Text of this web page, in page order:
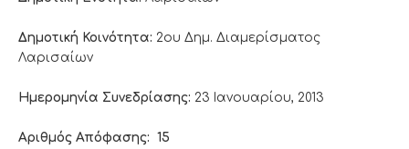
Δημοτική Κοινότητα: 2ου Δημ. Διαμερίσματος
Λαρισαίων
Ημερομηνία Συνεδρίασης: 23 Ιανουαρίου, 2013
Αριθμός Απόφασης: 15